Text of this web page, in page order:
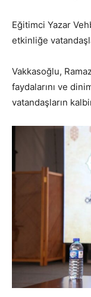
Eğitimci Yazar
etkinliğe
Vakkasoğlu,
faydalarını ve
vatandaşların